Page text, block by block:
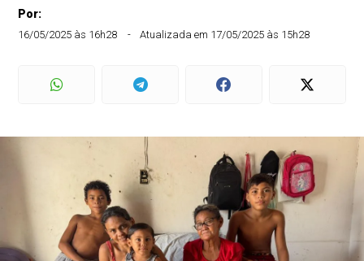
Por:
16/05/2025 às 16h28 Atualizada em 17/05/2025 às 15h28